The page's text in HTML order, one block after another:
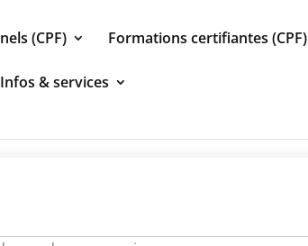
(CPF) Formations certifiantes (CPF)
Infos & services